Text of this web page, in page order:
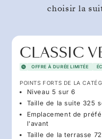
choisir la
CLASSIC
OFFRE À DURÉE LIMITÉE
POINTS FORTS DE LA
Niveau 5 sur 6
Taille de la suite 325
Emplacement de
l'avant
Taille de la terrasse